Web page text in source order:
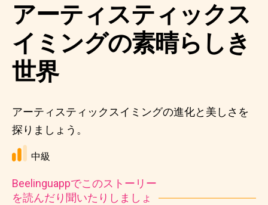
アーティスティックス
イミングの素晴らしき
世界
アーティスティックスイミングの進化と美しさを
探りましょう。
中級
Beelinguappでこのストーリー
を読んだり聞いたりしましょ